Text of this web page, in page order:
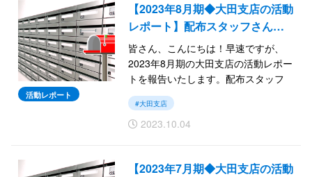
活動レポート
【2023年8月期◆大田支店の活動
レポート】配布スタッフさん…
皆さん、こんにちは！早速ですが、
2023年8月期の大田支店の活動レポー
トを報告いたします。配布スタッフ
さんとコミュニケーションを図り、
解決したことがさまざま。
#大田支店
2023.10.04
【2023年7月期◆大田支店の活動